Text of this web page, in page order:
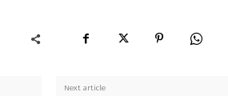
Next article